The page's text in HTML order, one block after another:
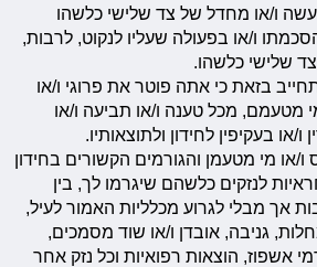
ו/או מחדל של צד שלישי כלשהו
ו/או בפעולה שעליו לנקוט, לרבות,
שלישי כלשהו.
בזאת כי אתה פוטר את פרוגי ו/או
מטעמם, מכל טענה ו/או תביעה ו/או
או בעקיפין לחידון ולתוצאותיו.
ו/או מי מטעמן והגורמים הקשורים בחידון
לנזקים כלשהם שיגרמו לך, בין
אך מבלי לגרוע מכלליות האמור לעיל,
גניבה, אובדן ו/או שוד מסמכים,
אשפוז, הוצאות רפואיות וכל נזק אחר